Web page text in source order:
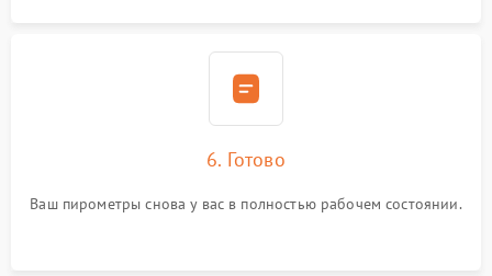
6. Готово
Ваш пирометры снова у вас в полностью рабочем состоянии.